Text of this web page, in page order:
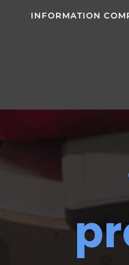
INFORMATION